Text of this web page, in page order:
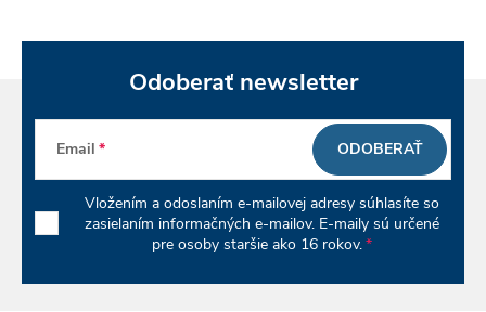
k
Odoberať newsletter
Email
Vložením a odoslaním e-mailovej adresy súhlasíte so
zasielaním informačných e-mailov. E-maily sú určené
pre osoby staršie ako 16 rokov.
ODOBERAŤ